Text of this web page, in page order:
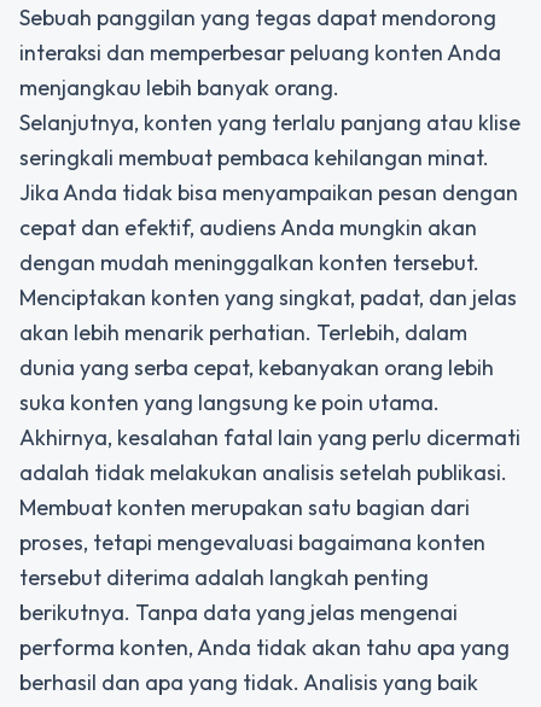
Sebuah panggilan yang tegas dapat mendorong
interaksi dan memperbesar peluang konten Anda
menjangkau lebih banyak orang.
Selanjutnya, konten yang terlalu panjang atau klise
seringkali membuat pembaca kehilangan minat.
Jika Anda tidak bisa menyampaikan pesan dengan
cepat dan efektif, audiens Anda mungkin akan
dengan mudah meninggalkan konten tersebut.
Menciptakan konten yang singkat, padat, dan jelas
akan lebih menarik perhatian. Terlebih, dalam
dunia yang serba cepat, kebanyakan orang lebih
suka konten yang langsung ke poin utama.
Akhirnya, kesalahan fatal lain yang perlu dicermati
adalah tidak melakukan analisis setelah publikasi.
Membuat konten merupakan satu bagian dari
proses, tetapi mengevaluasi bagaimana konten
tersebut diterima adalah langkah penting
berikutnya. Tanpa data yang jelas mengenai
performa konten, Anda tidak akan tahu apa yang
berhasil dan apa yang tidak. Analisis yang baik